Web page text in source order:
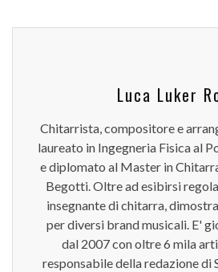
Luca Luker
Chitarrista, compositore e
laureato in Ingegneria Fisica al
e diplomato al Master in
Begotti. Oltre ad esibirsi
insegnante di chitarra,
per diversi brand musicali. E'
dal 2007 con oltre 6 mila
responsabile della redazione di